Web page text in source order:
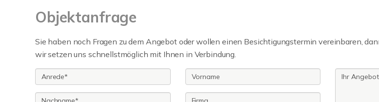
Objektanfrage
Sie haben noch Fragen zu dem Angebot oder wollen einen Besichtigungstermin vereinbaren,
wir setzen uns schnellstmöglich mit Ihnen in Verbindung.